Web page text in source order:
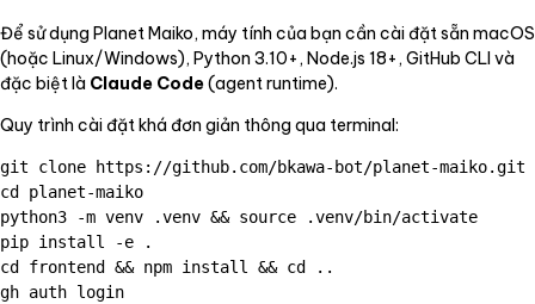
Để sử dụng Planet Maiko, máy tính của bạn cần cài đặt sẵn macOS
(hoặc Linux/Windows), Python 3.10+, Node.js 18+, GitHub CLI và
đặc biệt là Claude Code(agent runtime).
Quy trình cài đặt khá đơn giản thông qua terminal:
git clone https://github.com/bkawa-bot/planet-maiko.git
cd planet-maiko
python3 -m venv .venv && source .venv/bin/activate
pip install -e .
cd frontend && npm install && cd ..